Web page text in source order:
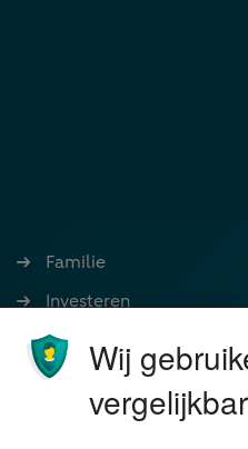
Familie
Investeren
Ondernemen
Stoppen met werken
Wonen
Wij